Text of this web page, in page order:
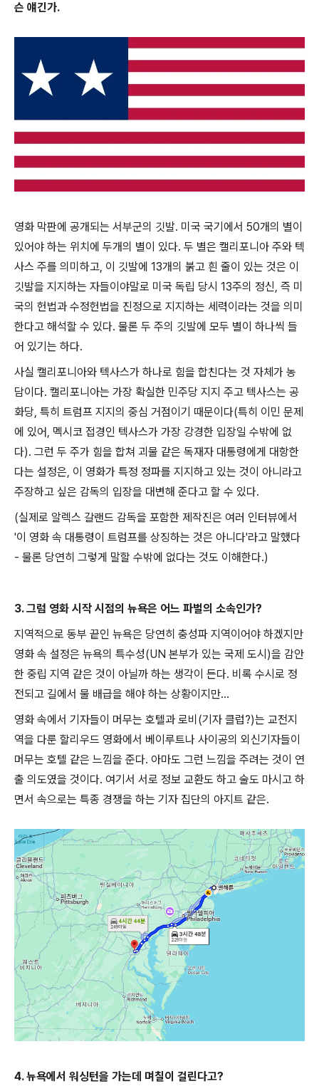
슨 얘긴가.
영화 막판에 공개되는 서부군의 깃발. 미국 국기에서 50개의 별이
있어야 하는 위치에 두개의 별이 있다. 두 별은 캘리포니아 주와 텍
사스 주를 의미하고, 이 깃발에 13개의 붉고 흰 줄이 있는 것은 이
깃발을 지지하는 자들이야말로 미국 독립 당시 13주의 정신, 즉 미
국의 헌법과 수정헌법을 진정으로 지지하는 세력이라는 것을 의미
한다고 해석할 수 있다. 물론 두 주의 깃발에 모두 별이 하나씩 들
어 있기는 하다.
사실 캘리포니아와 텍사스가 하나로 힘을 합친다는 것 자체가 농
담이다. 캘리포니아는 가장 확실한 민주당 지지 주고 텍사스는 공
화당, 특히 트럼프 지지의 중심 거점이기 때문이다(특히 이민 문제
에 있어, 멕시코 접경인 텍사스가 가장 강경한 입장일 수밖에 없
다). 그런 두 주가 힘을 합쳐 괴물 같은 독재자 대통령에게 대항한
다는 설정은, 이 영화가 특정 정파를 지지하고 있는 것이 아니라고
주장하고 싶은 감독의 입장을 대변해 준다고 할 수 있다.
(실제로 알렉스 갈랜드 감독을 포함한 제작진은 여러 인터뷰에서
'이 영화 속 대통령이 트럼프를 상징하는 것은 아니다'라고 말했다
- 물론 당연히 그렇게 말할 수밖에 없다는 것도 이해한다.)
3. 그럼 영화 시작 시점의 뉴욕은 어느 파벌의 소속인가?
지역적으로 동부 끝인 뉴욕은 당연히 충성파 지역이어야 하겠지만
영화 속 설정은 뉴욕의 특수성(UN 본부가 있는 국제 도시)을 감안
한 중립 지역 같은 것이 아닐까 하는 생각이 든다. 비록 수시로 정
전되고 길에서 물 배급을 해야 하는 상황이지만...
영화 속에서 기자들이 머무는 호텔과 로비(기자 클럽?)는 교전지
역을 다룬 할리우드 영화에서 베이루트나 사이공의 외신기자들이
머무는 호텔 같은 느낌을 준다. 아마도 그런 느낌을 주려는 것이 연
출 의도였을 것이다. 여기서 서로 정보 교환도 하고 술도 마시고 하
면서 속으로는 특종 경쟁을 하는 기자 집단의 아지트 같은.
4. 뉴욕에서 워싱턴을 가는데 며칠이 걸린다고?